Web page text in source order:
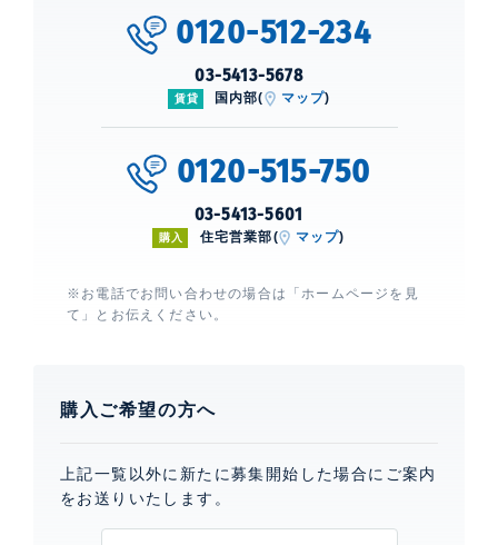
0120-512-234
03-5413-5678
賃貸 国内部( マップ)
0120-515-750
03-5413-5601
購入 住宅営業部( マップ)
※お電話でお問い合わせの場合は「ホームページを見
て」とお伝えください。
購入ご希望の方へ
上記一覧以外に新たに募集開始した場合にご案内
をお送りいたします。